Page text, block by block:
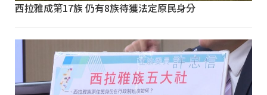
西拉雅成第17族 仍有8族待獲法定原民身分